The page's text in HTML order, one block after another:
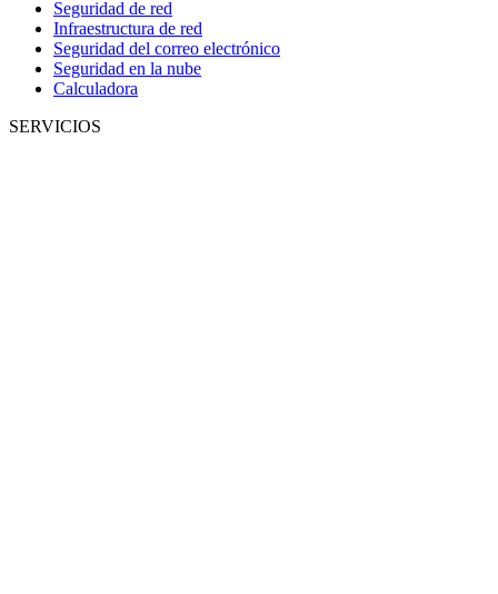
Seguridad de red
Infraestructura de red
Seguridad del correo electrónico
Seguridad en la nube
Calculadora
SERVICIOS